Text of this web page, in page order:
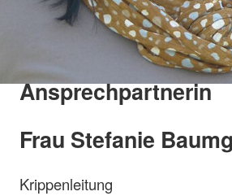
Ansprechpartnerin
Frau Stefanie
Krippenleitung